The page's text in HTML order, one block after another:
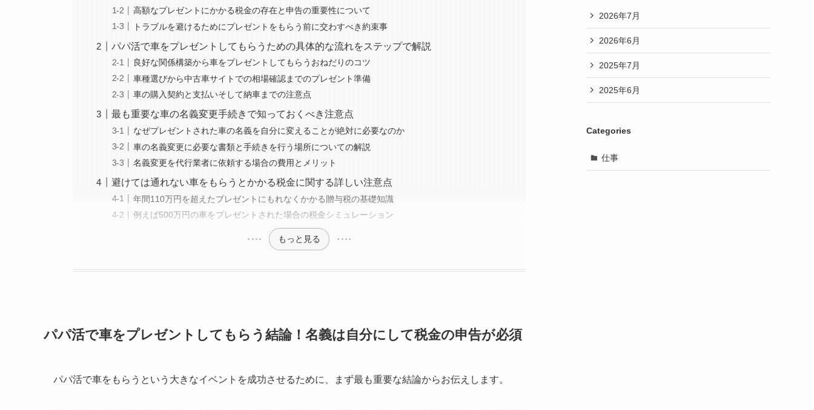
高額なプレゼントにかかる税金の存在と申告の重要性について
トラブルを避けるためにプレゼントをもらう前に交わすべき約束事
パパ活で車をプレゼントしてもらうための具体的な流れをステップで解説
良好な関係構築から車をプレゼントしてもらうおねだりのコツ
車種選びから中古車サイトでの相場確認までのプレゼント準備
車の購入契約と支払いそして納車までの注意点
最も重要な車の名義変更手続きで知っておくべき注意点
なぜプレゼントされた車の名義を自分に変えることが絶対に必要なのか
車の名義変更に必要な書類と手続きを行う場所についての解説
名義変更を代行業者に依頼する場合の費用とメリット
避けては通れない車をもらうとかかる税金に関する詳しい注意点
年間110万円を超えたプレゼントにもれなくかかる贈与税の基礎知識
例えば500万円の車をプレゼントされた場合の税金シミュレーション
もっと見る
パパ活で車をプレゼントしてもらう結論！名義は自分にして税金の申告が必須
パパ活で車をもらうという大きなイベントを成功させるために、まず最も重要な結論からお伝えします。
2026年7月
2026年6月
2025年7月
2025年6月
Categories
仕事